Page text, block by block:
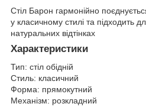
Стіл Барон гармонійно
у класичному стилі та підходить
натуральних відтінках
Характеристики
Тип: стіл обідній
Стиль: класичний
Форма: прямокутний
Механізм: розкладний